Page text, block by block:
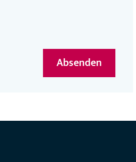
Absenden